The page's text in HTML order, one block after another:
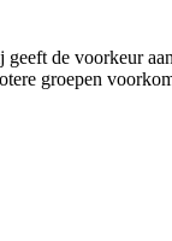
de voorkeur
groepen